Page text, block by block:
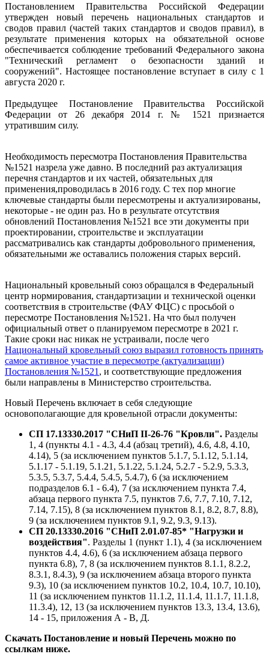
Постановлением Правительства Российской Федерации
утвержден новый перечень национальных стандартов и
сводов правил (частей таких стандартов и сводов правил), в
результате применения которых на обязательной основе
обеспечивается соблюдение требований Федерального закона
"Технический регламент о безопасности зданий и
сооружений". Настоящее постановление вступает в силу с 1
августа 2020 г.
Предыдущее Постановление Правительства Российской
Федерации от 26 декабря 2014 г. № 1521 признается
утратившим силу.
Необходимость пересмотра Постановления Правительства
№1521 назрела уже давно. В последний раз актуализация
перечня стандартов и их частей, обязательных для
применения,проводилась в 2016 году. С тех пор многие
ключевые стандарты были пересмотрены и актуализированы,
некоторые - не один раз. Но в результате отсутствия
обновлений Постановления №1521 все эти документы при
проектировании, строительстве и эксплуатации
рассматривались как стандарты добровольного применения,
обязательными же оставались положения старых версий.
Национальный кровельный союз обращался в Федеральный
центр нормирования, стандартизации и технической оценки
соответствия в строительстве (ФАУ ФЦС) с просьбой о
пересмотре Постановления №1521. На что был получен
официальный ответ о планируемом пересмотре в 2021 г.
Такие сроки нас никак не устраивали, после чего
Национальный кровельный союз выразил готовность принять
самое активное участие в пересмотре (актуализации)
Постановления №1521 , и соответствующие предложения
были направлены в Министерство строительства.
Новый Перечень включает в себя следующие
основополагающие для кровельной отрасли документы:
СП 17.13330.2017 "СНиП II-26-76 "Кровли". Разделы
1, 4 (пункты 4.1 - 4.3, 4.4 (абзац третий), 4.6, 4.8, 4.10,
4.14), 5 (за исключением пунктов 5.1.7, 5.1.12, 5.1.14,
5.1.17 - 5.1.19, 5.1.21, 5.1.22, 5.1.24, 5.2.7 - 5.2.9, 5.3.3,
5.3.5, 5.3.7, 5.4.4, 5.4.5, 5.4.7), 6 (за исключением
подразделов 6.1 - 6.4), 7 (за исключением пункта 7.4,
абзаца первого пункта 7.5, пунктов 7.6, 7.7, 7.10, 7.12,
7.14, 7.15), 8 (за исключением пунктов 8.1, 8.2, 8.7, 8.8),
9 (за исключением пунктов 9.1, 9.2, 9.3, 9.13).
СП 20.13330.2016 "СНиП 2.01.07-85* "Нагрузки и
воздействия". Разделы 1 (пункт 1.1), 4 (за исключением
пунктов 4.4, 4.6), 6 (за исключением абзаца первого
пункта 6.8), 7, 8 (за исключением пунктов 8.1.1, 8.2.2,
8.3.1, 8.4.3), 9 (за исключением абзаца второго пункта
9.3), 10 (за исключением пунктов 10.2, 10.4, 10.7, 10.10),
11 (за исключением пунктов 11.1.2, 11.1.4, 11.1.7, 11.1.8,
11.3.4), 12, 13 (за исключением пунктов 13.3, 13.4, 13.6),
14 - 15, приложения А - В, Д.
Скачать Постановление и новый Перечень можно по
ссылкам ниже.